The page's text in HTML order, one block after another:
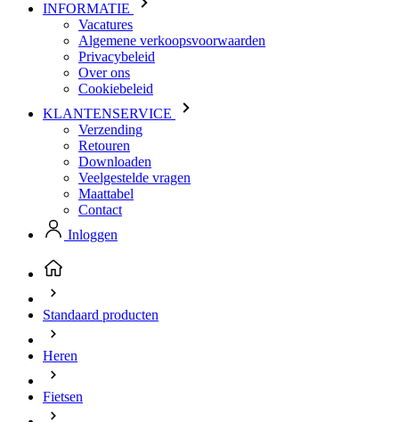
INFORMATIE
Vacatures
Algemene verkoopsvoorwaarden
Privacybeleid
Over ons
Cookiebeleid
KLANTENSERVICE
Verzending
Retouren
Downloaden
Veelgestelde vragen
Maattabel
Contact
Inloggen
Standaard producten
Heren
Fietsen